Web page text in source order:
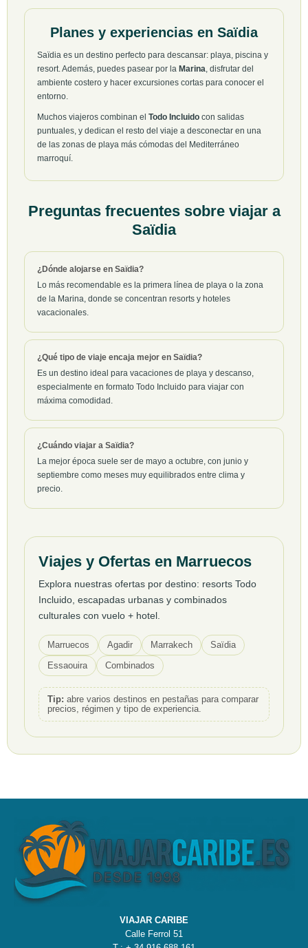
Planes y experiencias en Saïdia
Saïdia es un destino perfecto para descansar: playa, piscina y
resort. Además, puedes pasear por la Marina, disfrutar del
ambiente costero y hacer excursiones cortas para conocer el
entorno.
Muchos viajeros combinan el Todo Incluido con salidas
puntuales, y dedican el resto del viaje a desconectar en una
de las zonas de playa más cómodas del Mediterráneo
marroquí.
Preguntas frecuentes sobre viajar a
Saïdia
¿Dónde alojarse en Saïdia?
Lo más recomendable es la primera línea de playa o la zona
de la Marina, donde se concentran resorts y hoteles
vacacionales.
¿Qué tipo de viaje encaja mejor en Saïdia?
Es un destino ideal para vacaciones de playa y descanso,
especialmente en formato Todo Incluido para viajar con
máxima comodidad.
¿Cuándo viajar a Saïdia?
La mejor época suele ser de mayo a octubre, con junio y
septiembre como meses muy equilibrados entre clima y
precio.
Viajes y Ofertas en Marruecos
Explora nuestras ofertas por destino: resorts Todo
Incluido, escapadas urbanas y combinados
culturales con vuelo + hotel.
Marruecos Agadir Marrakech
Saïdia
Essaouira
Combinados
Tip: abre varios destinos en pestañas para comparar
precios, régimen y tipo de experiencia.
VIAJAR CARIBE
Calle Ferrol 51